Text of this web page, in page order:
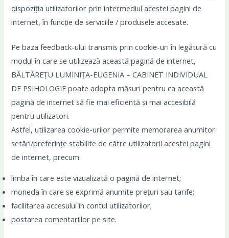
dispoziția utilizatorilor prin intermediul acestei pagini de
internet, în funcție de serviciile / produsele accesate.
Pe baza feedback-ului transmis prin cookie-uri în legătură cu
modul în care se utilizează această pagină de internet,
BĂLTĂREȚU LUMINIȚA-EUGENIA – CABINET INDIVIDUAL
DE PSIHOLOGIE poate adopta măsuri pentru ca această
pagină de internet să fie mai eficientă și mai accesibilă
pentru utilizatori.
Astfel, utilizarea cookie-urilor permite memorarea anumitor
setări/preferințe stabilite de către utilizatorii acestei pagini
de internet, precum:
limba în care este vizualizată o pagină de internet;
moneda în care se exprimă anumite prețuri sau tarife;
facilitarea accesului în contul utilizatorilor;
postarea comentariilor pe site.